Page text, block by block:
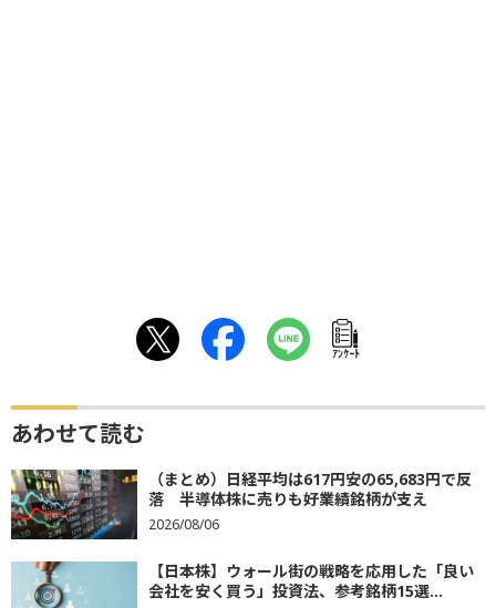
ｱﾝｹｰﾄ
あわせて読む
（まとめ）日経平均は617円安の65,683円で反
落 半導体株に売りも好業績銘柄が支え
2026/08/06
【日本株】ウォール街の戦略を応用した「良い
会社を安く買う」投資法、参考銘柄15選...